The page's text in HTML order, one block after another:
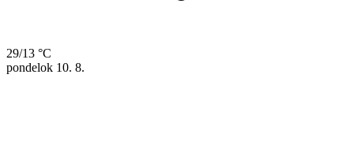
29/13 °C
pondelok 10. 8.